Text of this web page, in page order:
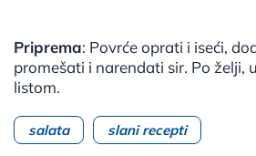
Priprema: Povrće oprati i iseći,
promešati i narendati sir. Po želji,
listom.
salata slani recepti